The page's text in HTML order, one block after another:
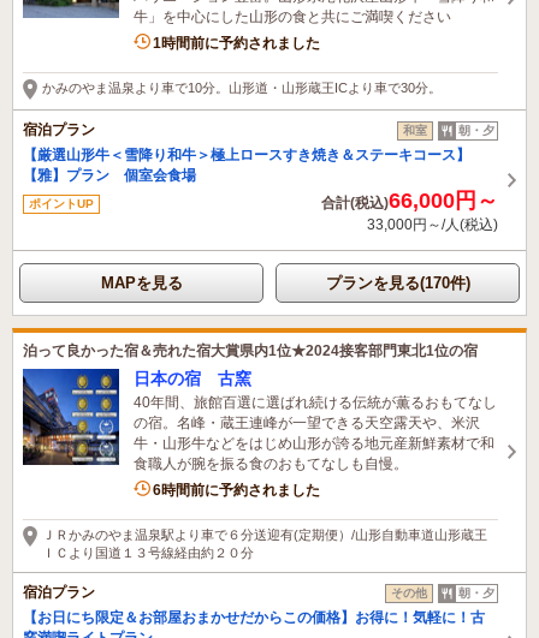
牛」を中心にした山形の食と共にご満喫ください
1時間前に予約されました
かみのやま温泉より車で10分。山形道・山形蔵王ICより車で30分。
宿泊プラン 和室 朝・夕
【厳選山形牛＜雪降り和牛＞極上ロースすき焼き＆ステーキコース】
【雅】プラン 個室会食場
ポイントUP 合計(税込)66,000円～
33,000円～/人(税込)
MAPを見る プランを見る(170件)
泊って良かった宿＆売れた宿大賞県内1位★2024接客部門東北1位の宿
日本の宿 古窯
40年間、旅館百選に選ばれ続ける伝統が薫るおもてなし
の宿。名峰・蔵王連峰が一望できる天空露天や、米沢
牛・山形牛などをはじめ山形が誇る地元産新鮮素材で和
食職人が腕を振る食のおもてなしも自慢。
6時間前に予約されました
ＪＲかみのやま温泉駅より車で６分送迎有(定期便）/山形自動車道山形蔵王
ＩＣより国道１３号線経由約２０分
宿泊プラン その他 朝・夕
【お日にち限定＆お部屋おまかせだからこの価格】お得に！気軽に！古